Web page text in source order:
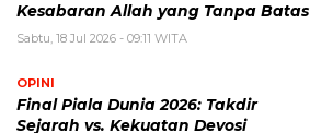
Kesabaran Allah yang Tanpa Batas
Sabtu, 18 Jul 2026 - 09:11 WITA
OPINI
Final Piala Dunia 2026: Takdir
Sejarah vs. Kekuatan Devosi